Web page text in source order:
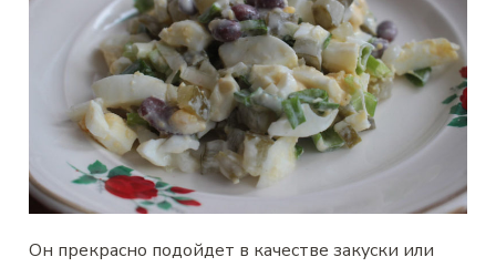
Он прекрасно подойдет в качестве закуски или